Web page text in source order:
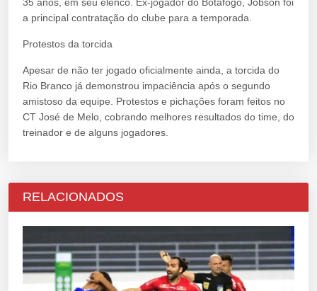
a principal contratação do clube para a temporada.
Protestos da torcida
Apesar de não ter jogado oficialmente ainda, a torcida do
Rio Branco já demonstrou impaciência após o segundo
amistoso da equipe. Protestos e pichações foram feitos no
CT José de Melo, cobrando melhores resultados do time, do
treinador e de alguns jogadores.
RELACIONADOS